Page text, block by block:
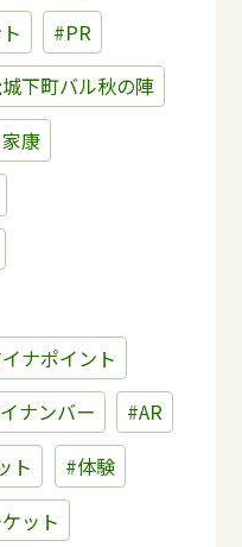
#PR
下町バル秋の陣
康
ナポイント
ナンバー
#AR
ト
#体験
ット